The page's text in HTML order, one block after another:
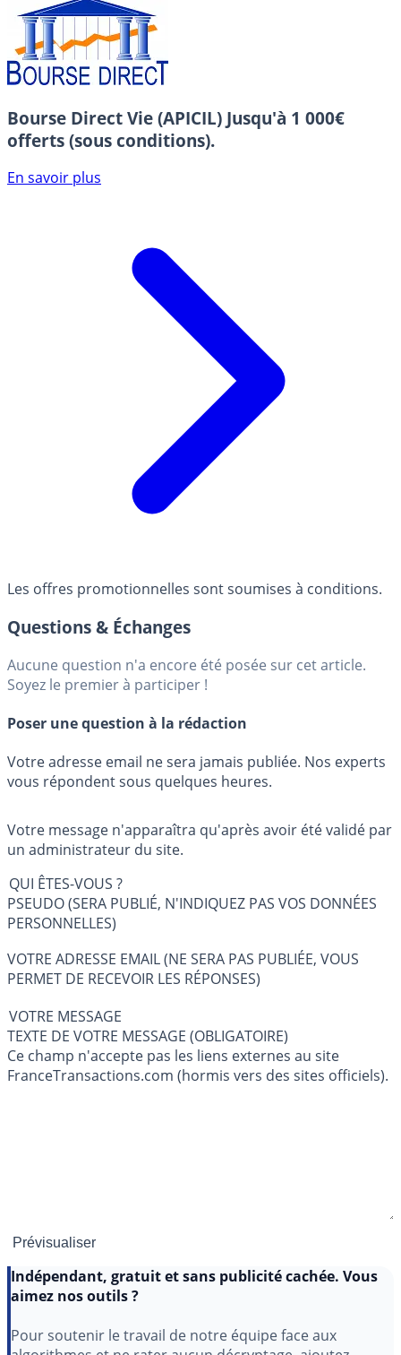
Bourse Direct Vie (APICIL) Jusqu'à 1 000€
offerts (sous conditions).
En savoir plus
Les offres promotionnelles sont soumises à conditions.
Questions & Échanges
Aucune question n'a encore été posée sur cet article.
Soyez le premier à participer !
Poser une question à la rédaction
Votre adresse email ne sera jamais publiée. Nos experts
vous répondent sous quelques heures.
Votre message n'apparaîtra qu'après avoir été validé par
un administrateur du site.
QUI ÊTES-VOUS ?
PSEUDO (SERA PUBLIÉ, N'INDIQUEZ PAS VOS DONNÉES
PERSONNELLES)
VOTRE ADRESSE EMAIL (NE SERA PAS PUBLIÉE, VOUS
PERMET DE RECEVOIR LES RÉPONSES)
VOTRE MESSAGE
TEXTE DE VOTRE MESSAGE (OBLIGATOIRE)
Ce champ n'accepte pas les liens externes au site
FranceTransactions.com (hormis vers des sites officiels).
aimez nos outils ?